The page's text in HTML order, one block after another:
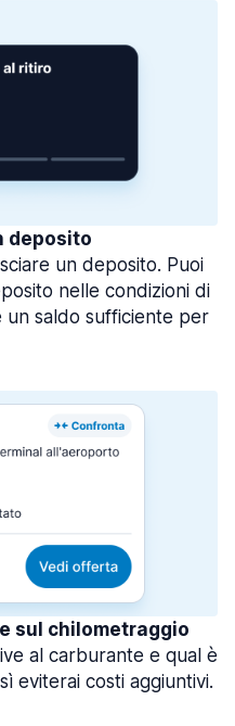
deposito
un deposito. Puoi
nelle condizioni di
un saldo sufficiente per
sul chilometraggio
al carburante e qual è
eviterai costi aggiuntivi.